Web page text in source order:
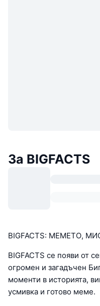
За BIGFACTS
BIGFACTS: МЕМЕТО,
BIGFACTS се появи от
огромен и загадъчен
моменти в историята,
усмивка и готово меме.